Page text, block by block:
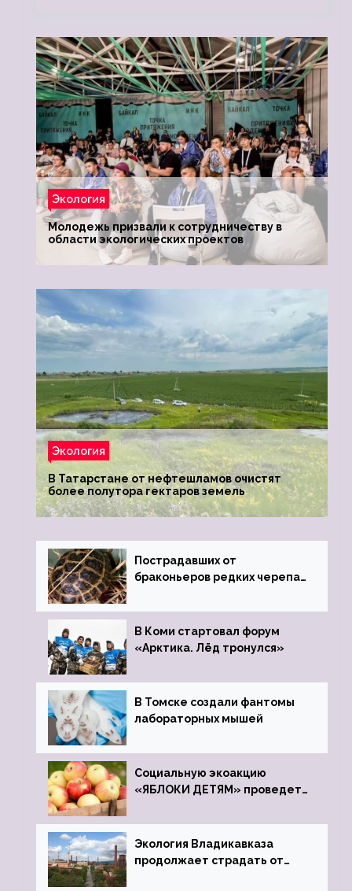
Экология
Молодежь призвали к сотрудничеству в
области экологических проектов
Экология
В Татарстане от нефтешламов очистят
более полутора гектаров земель
Пострадавших от
браконьеров редких черепах
зоопарк
В Коми стартовал форум
«Арктика. Лёд тронулся»
В Томске создали фантомы
лабораторных мышей
Социальную экоакцию
«ЯБЛОКИ ДЕТЯМ» проведет
Экология Владикавказа
продолжает страдать от